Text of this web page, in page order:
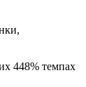
448% темпах